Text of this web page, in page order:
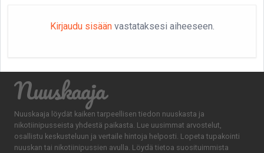
Kirjaudu sisäänvastataksesi aiheeseen.
Nuuskaaja
Nuuskaaja löydät kaiken tarpeellisen tiedon nuuskasta ja
nikotiinipusseista yhdestä paikasta. Lue uusimmat arvostelut,
osallistu keskusteluun ja vertaile hintoja helposti. Lopeta tupakointi
nuuskan tai nikotiinipussien avulla. Löydä tietoa suosituimmista